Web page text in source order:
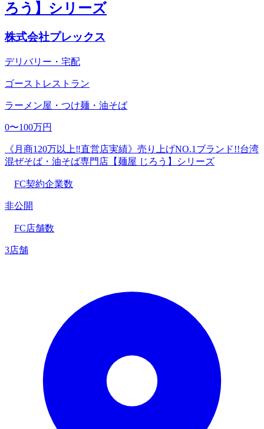
ろう】シリーズ
株式会社プレックス
デリバリー・宅配
ゴーストレストラン
ラーメン屋・つけ麺・油そば
0〜100万円
《月商120万以上‼直営店実績》売り上げNO.1ブランド!!台湾
混ぜそば・油そば専門店【麺屋 じろう】シリーズ
FC契約企業数
非公開
FC店舗数
3店舗